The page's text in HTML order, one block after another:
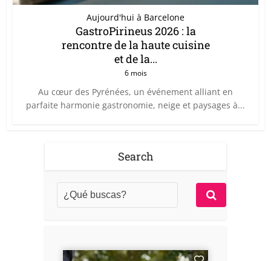
Aujourd'hui à Barcelone
GastroPirineus 2026 : la
rencontre de la haute cuisine
et de la...
6 mois
Au cœur des Pyrénées, un événement alliant en
parfaite harmonie gastronomie, neige et paysages à...
Search